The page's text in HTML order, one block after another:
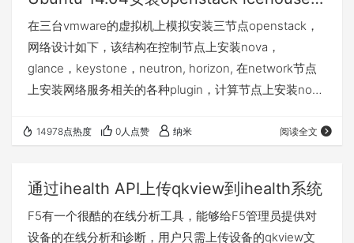
经部署GTM/LTM设备的F5客户来说，这一切很容易实
现…
在三台vmware的虚拟机上模拟安装三节点openstack，
网络设计如下，该结构在控制节点上安装nova，
glance，keystone，neutron, horizon, 在network节点
上安装网络服务相关的各种plugin，计算节点上安装nova
通过GRE tunnel构成二层互联，DHCP服务运行在
节…
14978点热度 0人点赞 纳米 阅读全文
通过ihealth API上传qkview到ihealth系统
F5有一个很酷的在线分析工具，能够给F5管理员提供对
设备的在线分析和诊断，用户只需上传设备的qkview文